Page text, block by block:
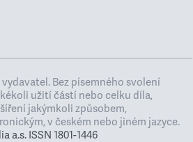
Bez písemného svolení
užití částí nebo celku díla,
jakýmkoli způsobem,
v českém nebo jiném jazyce.
a.s. ISSN 1801-1446